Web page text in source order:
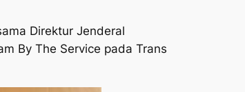
Direktur Jenderal
By The Service pada Trans